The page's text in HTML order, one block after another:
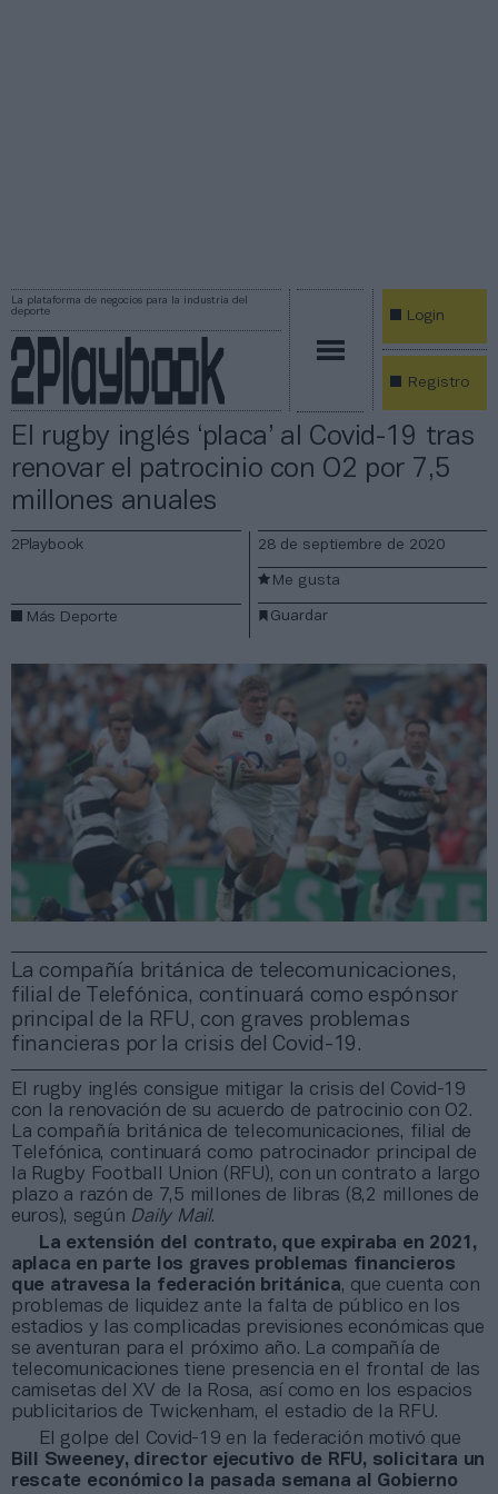
La plataforma de negocios para la industria del
deporte
Login
Registro
El rugby inglés ‘placa’ al Covid-19 tras
renovar el patrocinio con O2 por 7,5
millones anuales
La compañía británica de telecomunicaciones,
filial de Telefónica, continuará como espónsor
principal de la RFU, con graves problemas
financieras por la crisis del Covid-19.
2Playbook
Más Deporte
28 de septiembre de 2020
Guardar
Me gusta
El rugby inglés consigue mitigar la crisis del Covid-19
con la renovación de su acuerdo de patrocinio con O2.
La compañía británica de telecomunicaciones, filial de
Telefónica, continuará como patrocinador principal de
la Rugby Football Union (RFU), con un contrato a largo
plazo a razón de 7,5 millones de libras (8,2 millones de
euros), según Daily Mail.
La extensión del contrato, que expiraba en 2021,
aplaca en parte los graves problemas financieros
que atravesa la federación británica, que cuenta con
problemas de liquidez ante la falta de público en los
estadios y las complicadas previsiones económicas que
se aventuran para el próximo año. La compañía de
telecomunicaciones tiene presencia en el frontal de las
camisetas del XV de la Rosa, así como en los espacios
publicitarios de Twickenham, el estadio de la RFU.
El golpe del Covid-19 en la federación motivó que
Bill Sweeney, director ejecutivo de RFU, solicitara un
rescate económico la pasada semana al Gobierno